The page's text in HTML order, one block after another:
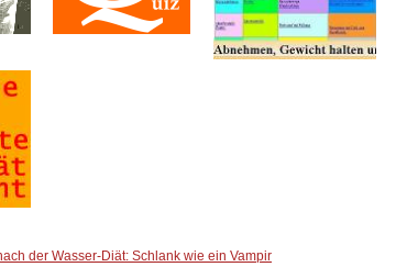
der Wasser-Diät: Schlank wie ein Vampir